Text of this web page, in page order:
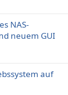
NAS-
neuem GUI
auf